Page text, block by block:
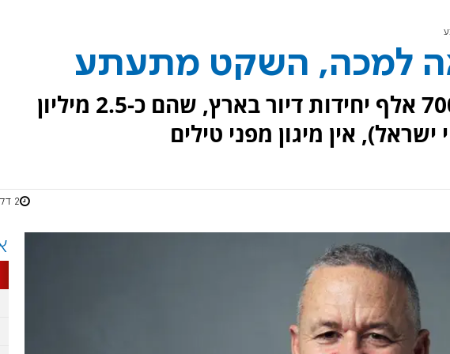
למכה, השקט מתעתע
כיום, לפי הנתונים ל-700 אלף יחידות דיור בארץ, שהם כ-2.5 מיליון
2 דקות